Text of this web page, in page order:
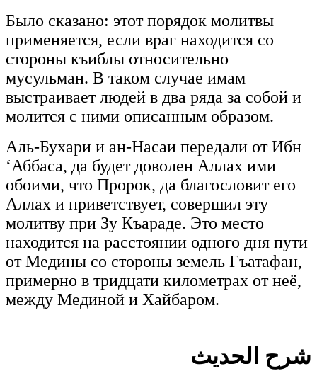
Было сказано: этот порядок молитвы
применяется, если враг находится со
стороны къиблы относительно
мусульман. В таком случае имам
выстраивает людей в два ряда за собой и
молится с ними описанным образом.
Аль-Бухари и ан-Насаи передали от Ибн
‘Аббаса, да будет доволен Аллах ими
обоими, что Пророк, да благословит его
Аллах и приветствует, совершил эту
молитву при Зу Къараде. Это место
находится на расстоянии одного дня пути
от Медины со стороны земель Гъатафан,
примерно в тридцати километрах от неё,
между Мединой и Хайбаром.
شرح الحديث